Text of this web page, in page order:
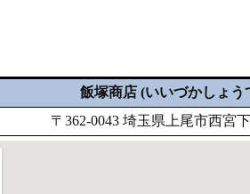
飯塚商店 (いいづかしょう
〒362-0043 埼玉県上尾市西宮